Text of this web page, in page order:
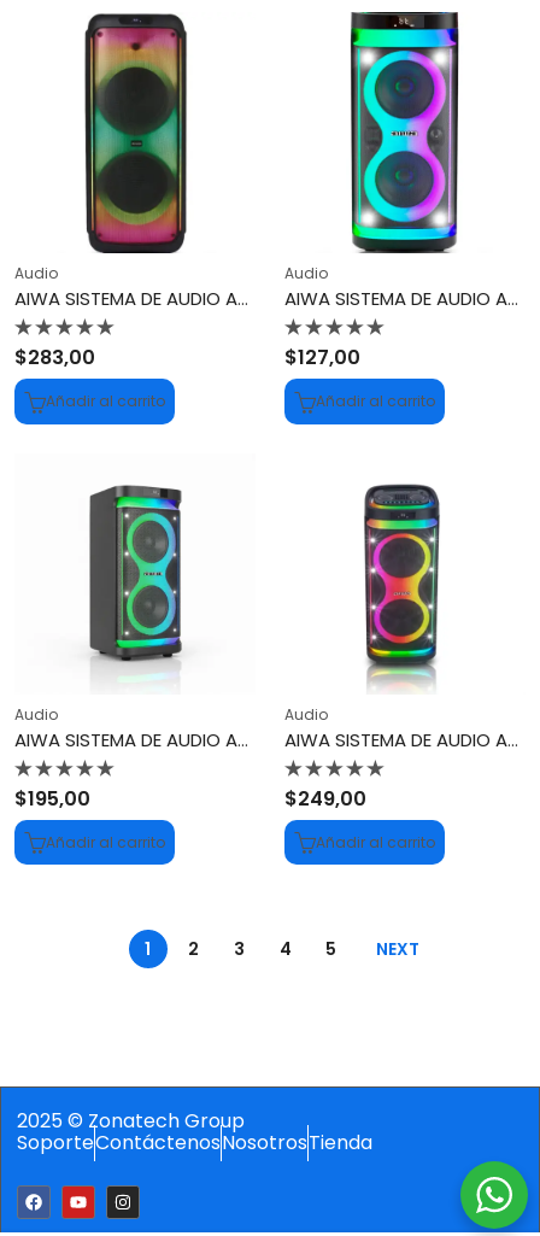
Audio
AIWA SISTEMA DE AUDIO AWPOH3D
Valorado
con
0
de
5
$283,00
Añadir al carrito
Audio
AIWA SISTEMA DE AUDIO AWPOH4D
Valorado
con
0
de
5
$127,00
Añadir al carrito
Audio
AIWA SISTEMA DE AUDIO AWPOH5D
Valorado
con
0
de
5
$195,00
Añadir al carrito
Audio
AIWA SISTEMA DE AUDIO AWPOH6D
Valorado
con
0
de
5
$249,00
Añadir al carrito
1 2 3 4 5 NEXT
2025 © Zonatech Group
SoporteContáctenosNosotrosTienda